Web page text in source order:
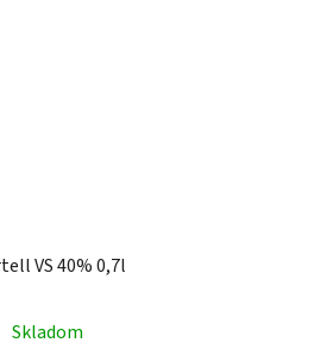
VS 40% 0,7l
Skladom